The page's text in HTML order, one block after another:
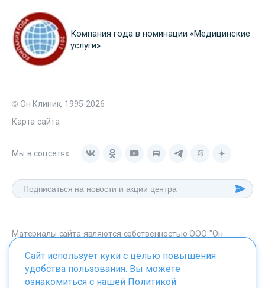
Компания года в номинации «Медицинские
услуги»
© Он Клиник, 1995-2026
Карта сайта
Мы в соцсетях
Материалы сайта являются собственностью ООО "Он
onclinic.ru запрещено в соответствии со статьей 1259 ГК. РФ.
Сайт использует куки с целью повышения
удобства пользования. Вы можете
ознакомиться с нашей Политикой